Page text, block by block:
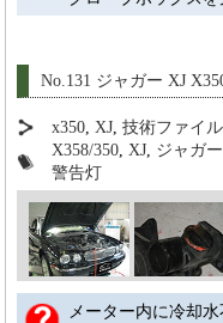
No.131 ジャガー XJ
x350 XJ ,技術ファイル
X358/350 XJ ジャガー
警告灯
メーター内に冷却